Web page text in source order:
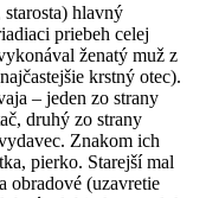
starosta) hlavný
priebeh celej
ženatý muž z
krstný otec).
– jeden zo strany
druhý zo strany
Znakom ich
pierko. Starejší mal
obradové (uzavretie